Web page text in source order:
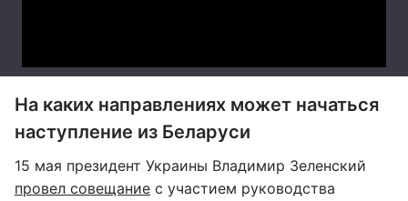
На каких направлениях может начаться
наступление из Беларуси
15 мая президент Украины Владимир Зеленский
провел совещание с участием руководства